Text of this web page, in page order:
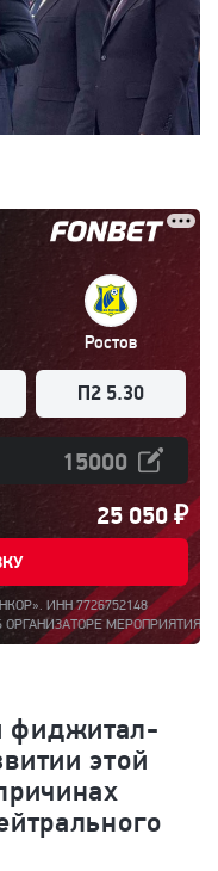
Ростов
П2 5.30
25 050₽
ИНН 7726752148
ПРАВИЛАХ ЕГО
фиджитал-
этой